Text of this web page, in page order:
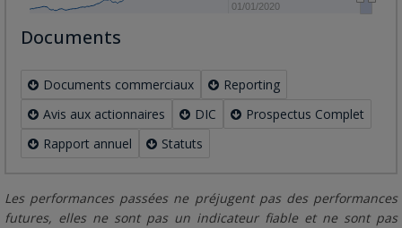
01/01/2020
Documents
Documents commerciaux
Reporting
Avis aux actionnaires
DIC
Prospectus Complet
Rapport annuel
Statuts
Les performances passées ne préjugent pas des performances
futures, elles ne sont pas un indicateur fiable et ne sont pas